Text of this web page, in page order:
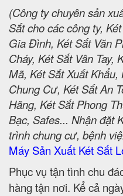
(Công ty chuyên sản
Sắt cho các công ty,
Gia Đình, Két Sắt Văn
Cháy, Két Sắt Vân
Mã, Két Sắt Xuất
Chung Cư, Két Sắt An
Hãng, Két Sắt Phong
Bạc, Safes... Nhận đặt
trình chung cư, bệnh
Máy Sản Xuất Két Sắt
Phục vụ tận tình chu
hàng tận nơi. Kể cả